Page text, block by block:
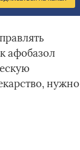
афобазол
нужно